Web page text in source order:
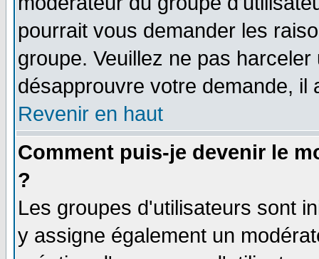
pourrait vous demander les
groupe. Veuillez ne pas
désapprouvre votre demande, il
Revenir en haut
Comment puis-je devenir le
?
Les groupes d'utilisateurs sont
y assigne également un